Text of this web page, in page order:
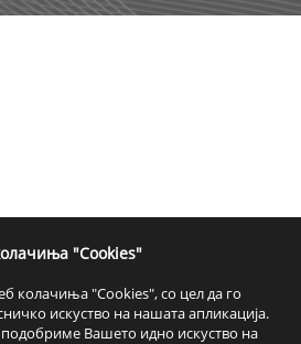
"Cookies"
колачиња "Cookies", со цел да го
искуство на нашата апликација.
Вашето идно искуство на